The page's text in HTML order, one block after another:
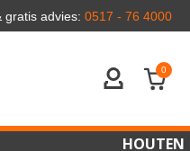
gratis advies: 0517 - 76 4000
ACCOUNT
0
HOUTEN